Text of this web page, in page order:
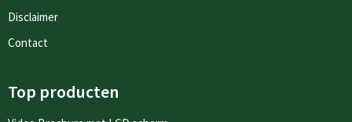
Disclaimer
Contact
Top producten